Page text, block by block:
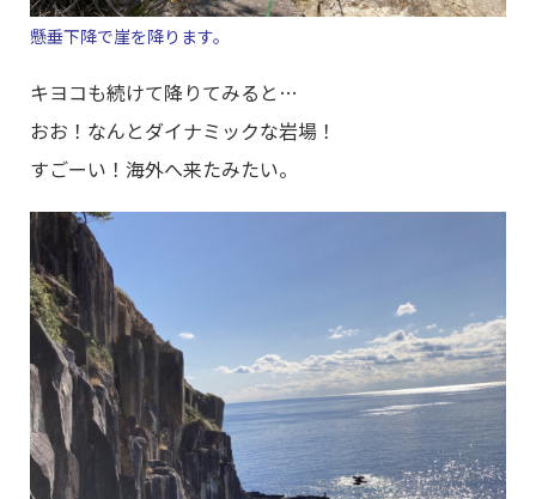
懸垂下降で崖を降ります。
キヨコも続けて降りてみると…
おお！なんとダイナミックな岩場！
すごーい！海外へ来たみたい。